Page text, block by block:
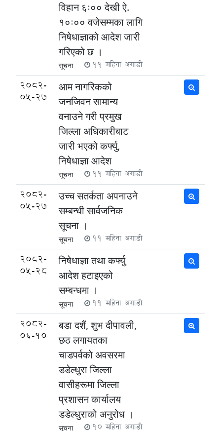
विहान ६ः०० देखी ऐ.
१०ः०० वजेसम्मका लागि
निषेधाज्ञाको आदेश जारी
गरिएको छ ।
सूचना 11 महिना अगाडी
2082-
05-27
आम नागरिकको
जनजिवन सामान्य
वनाउने गरी प्रमुख
जिल्ला अधिकारीबाट
जारी भएको कर्फ्यु,
निषेधाज्ञा आदेश
सूचना 11 महिना अगाडी
2082-
05-27
उच्च सतर्कता अपनाउने
सम्बन्धी सार्वजनिक
सूचना ।
सूचना 11 महिना अगाडी
2082-
05-28
निषेधाज्ञा तथा कर्फ्यु
आदेश हटाइएको
सम्बन्धमा ।
सूचना 11 महिना अगाडी
2082-
06-10
बडा दशैं, शुभ दीपावली,
छठ लगायतका
चाडपर्वको अवसरमा
डडेल्धुरा जिल्ला
वासीहरूमा जिल्ला
प्रशासन कार्यालय
डडेल्धुराको अनुरोध ।
सूचना 10 महिना अगाडी